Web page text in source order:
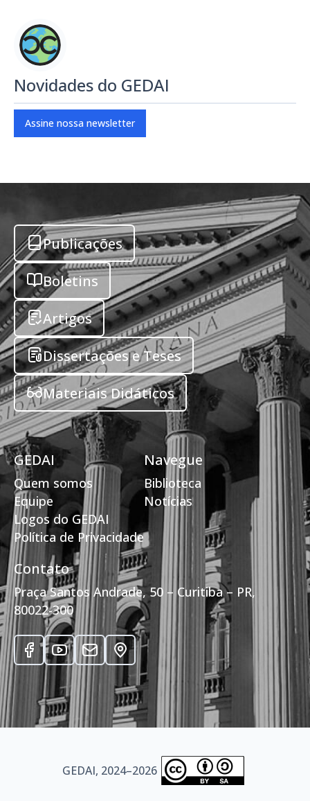
Novidades do GEDAI
Assine nossa newsletter
Publicações
Boletins
Artigos
Dissertações e Teses
Materiais Didáticos
GEDAI
Quem somos
Equipe
Logos do GEDAI
Política de Privacidade
Navegue
Biblioteca
Notícias
Contato
Praça Santos Andrade, 50 – Curitiba – PR,
80022-300
GEDAI, 2024–2026